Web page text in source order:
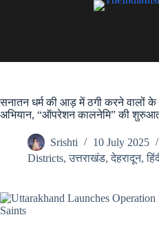
सनातन धर्म की आड़ में ठगी करने वालों
अभियान, “ऑपरेशन कालनेमि” की
Srishti
10 July 2025
Districts,उत्तराखंड,देहरादून,